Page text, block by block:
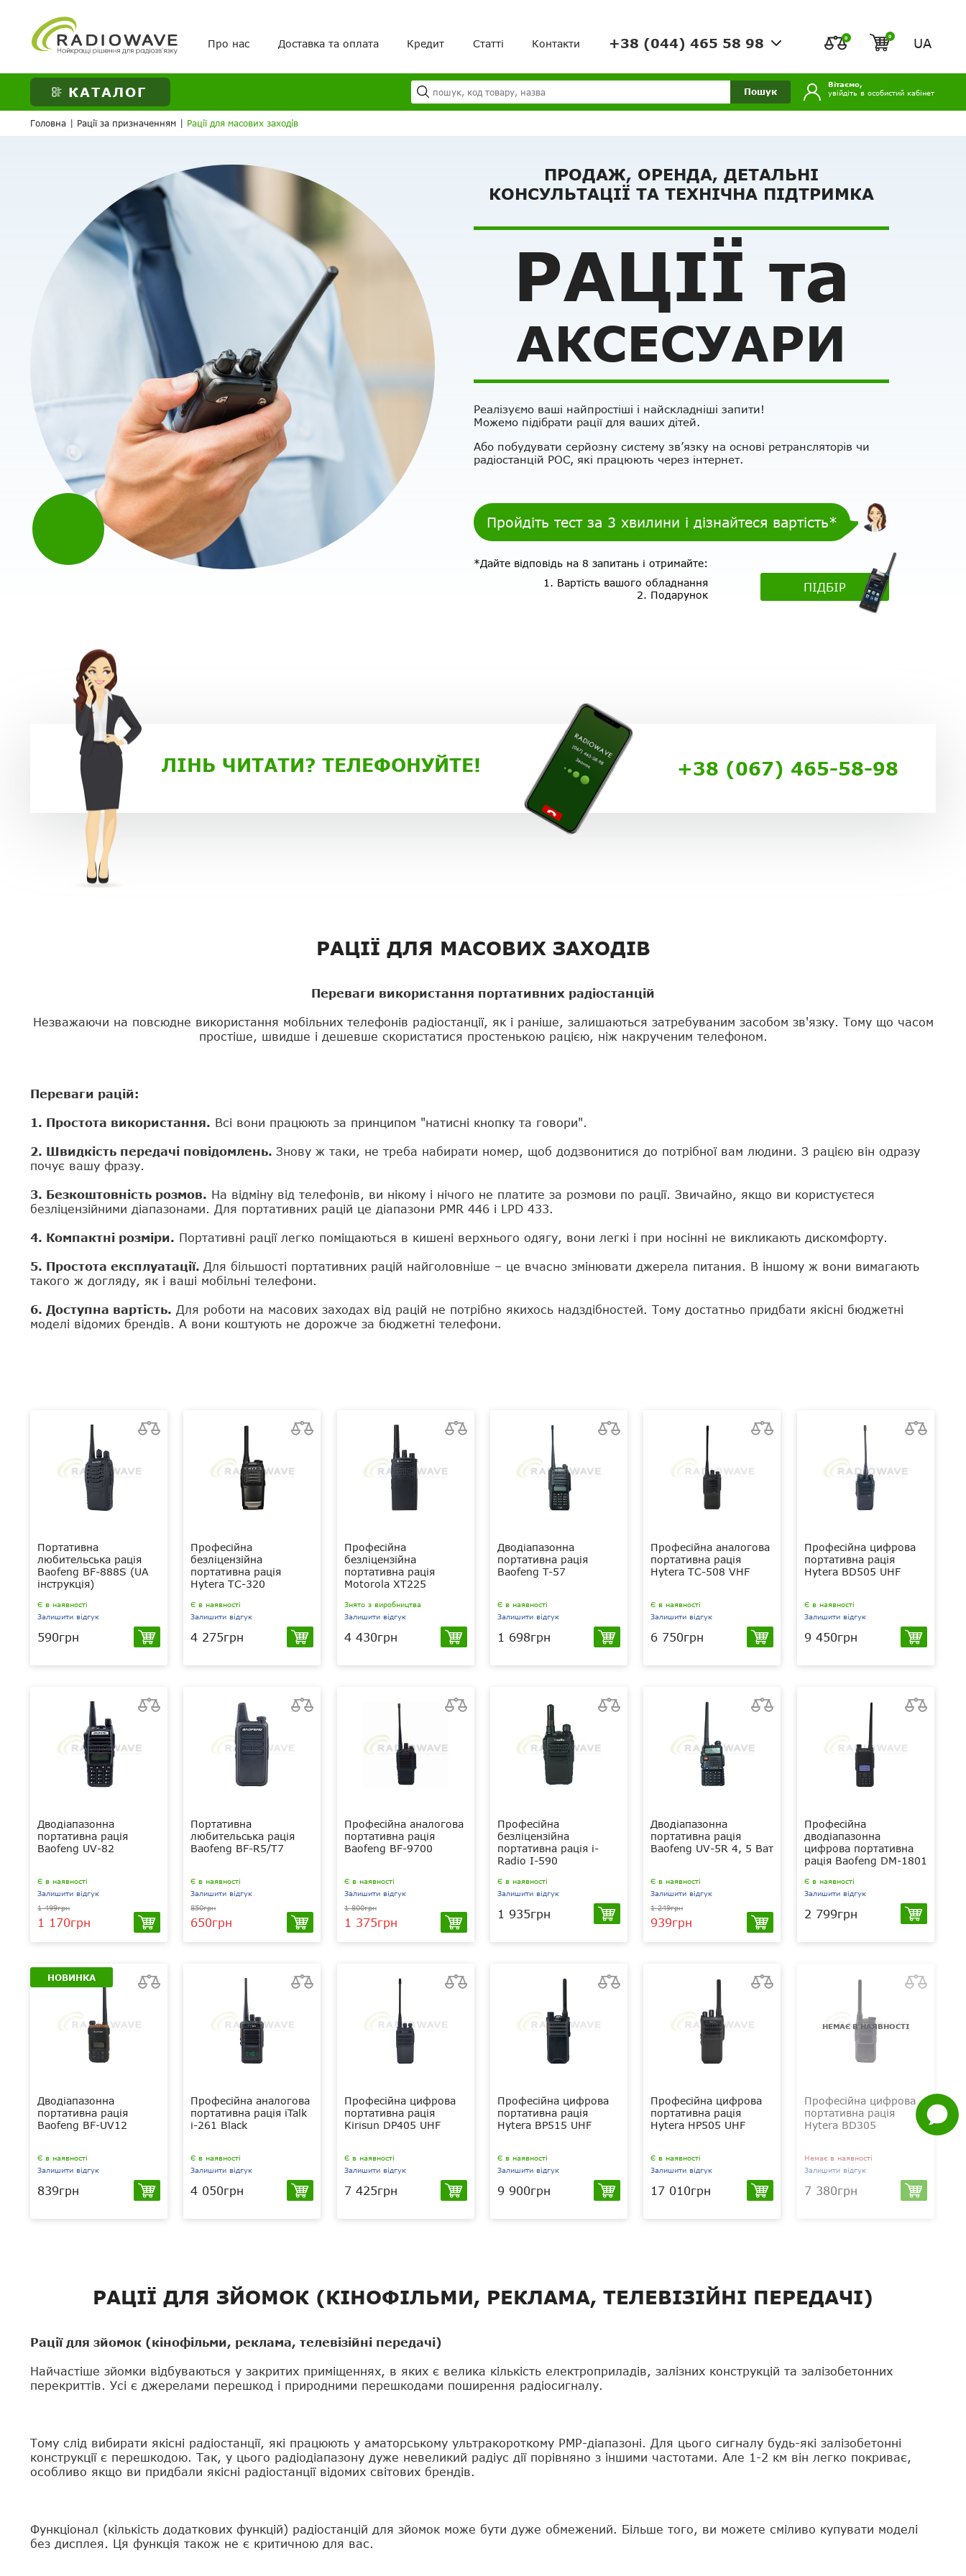
Telegram
Задати
питання
Про нас Доставка та оплата Кредит Статті Контакти +38 (044) 465 58 98 0 0
ВАШЕ ЗАМОВЛЕННЯ
UA
КАТАЛОГ Пошук
Вітаємо,
увійдіть в особистий кабінет
Головна Рації за призначенням Рації для масових заходів
ПРОДАЖ, ОРЕНДА, ДЕТАЛЬНІ
КОНСУЛЬТАЦІЇ ТА ТЕХНІЧНА ПІДТРИМКА
РАЦІЇ та
АКСЕСУАРИ
Реалізуємо ваші найпростіші і найскладніші запити!
Можемо підібрати рації для ваших дітей.
Або побудувати серйозну систему зв’язку на основі ретрансляторів чи
радіостанцій РОС, які працюють через інтернет.
Пройдіть тест за 3 хвилини і дізнайтеся вартість*
*Дайте відповідь на 8 запитань і отримайте:
1. Вартість вашого обладнання
2. Подарунок
ПІДБІР
ЛІНЬ ЧИТАТИ? ТЕЛЕФОНУЙТЕ! +38 (067) 465-58-98
РАЦІЇ ДЛЯ МАСОВИХ ЗАХОДІВ
Переваги використання портативних радіостанцій
Незважаючи на повсюдне використання мобільних телефонів радіостанції, як і раніше, залишаються затребуваним засобом зв'язку. Тому що часом
простіше, швидше і дешевше скористатися простенькою рацією, ніж накрученим телефоном.
Переваги рацій:
1. Простота використання. Всі вони працюють за принципом "натисні кнопку та говори".
2. Швидкість передачі повідомлень. Знову ж таки, не треба набирати номер, щоб додзвонитися до потрібної вам людини. З рацією він одразу
почує вашу фразу.
3. Безкоштовність розмов. На відміну від телефонів, ви нікому і нічого не платите за розмови по рації. Звичайно, якщо ви користуєтеся
безліцензійними діапазонами. Для портативних рацій це діапазони PMR 446 і LPD 433.
4. Компактні розміри. Портативні рації легко поміщаються в кишені верхнього одягу, вони легкі і при носінні не викликають дискомфорту.
5. Простота експлуатації. Для більшості портативних рацій найголовніше – це вчасно змінювати джерела питания. В іншому ж вони вимагають
такого ж догляду, як і ваші мобільні телефони.
6. Доступна вартість. Для роботи на масових заходах від рацій не потрібно якихось надздібностей. Тому достатньо придбати якісні бюджетні
моделі відомих брендів. А вони коштують не дорожче за бюджетні телефони.
Портативна
любительська рація
Baofeng BF-888S (UA
інструкція)
Є в наявності
Залишити відгук
590грн
Професійна
безліцензійна
портативна рація
Hytera TC-320
Є в наявності
Залишити відгук
4 275грн
Професійна
безліцензійна
портативна рація
Motorola XT225
Знято з виробництва
Залишити відгук
4 430грн
Дводіапазонна
портативна рація
Baofeng T-57
Є в наявності
Залишити відгук
1 698грн
Професійна аналогова
портативна рація
Hytera TC-508 VHF
Є в наявності
Залишити відгук
6 750грн
Професійна цифрова
портативна рація
Hytera BD505 UHF
Є в наявності
Залишити відгук
9 450грн
Дводіапазонна
портативна рація
Baofeng UV-82
Є в наявності
Залишити відгук
1 499грн
1 170грн
Портативна
любительська рація
Baofeng BF-R5/T7
Є в наявності
Залишити відгук
850грн
650грн
Професійна аналогова
портативна рація
Baofeng BF-9700
Є в наявності
Залишити відгук
1 800грн
1 375грн
Професійна
безліцензійна
портативна рація i-
Radio I-590
Є в наявності
Залишити відгук
1 935грн
Дводіапазонна
портативна рація
Baofeng UV-5R 4, 5 Ват
Є в наявності
Залишити відгук
1 249грн
939грн
Професійна
дводіапазонна
цифрова портативна
рація Baofeng DM-1801
Є в наявності
Залишити відгук
2 799грн
Дводіапазонна
портативна рація
Baofeng BF-UV12
Є в наявності
Залишити відгук
НОВИНКА
839грн
Професійна аналогова
портативна рація iTalk
i-261 Black
Є в наявності
Залишити відгук
4 050грн
Професійна цифрова
портативна рація
Kirisun DP405 UHF
Є в наявності
Залишити відгук
7 425грн
Професійна цифрова
портативна рація
Hytera BP515 UHF
Є в наявності
Залишити відгук
9 900грн
Професійна цифрова
портативна рація
Hytera HP505 UHF
Є в наявності
Залишити відгук
17 010грн
НЕМАЄ В НАЯВНОСТІ
Професійна цифрова
портативна рація
Hytera BD305
Немає в наявності
Залишити відгук
7 380грн
РАЦІЇ ДЛЯ ЗЙОМОК (КІНОФІЛЬМИ, РЕКЛАМА, ТЕЛЕВІЗІЙНІ ПЕРЕДАЧІ)
Рації для зйомок (кінофільми, реклама, телевізійні передачі)
Найчастіше зйомки відбуваються у закритих приміщеннях, в яких є велика кількість електроприладів, залізних конструкцій та залізобетонних
перекриттів. Усі є джерелами перешкод і природними перешкодами поширення радіосигналу.
Тому слід вибирати якісні радіостанції, які працюють у аматорському ультракороткому PMP-діапазоні. Для цього сигналу будь-які залізобетонні
конструкції є перешкодою. Так, у цього радіодіапазону дуже невеликий радіус дії порівняно з іншими частотами. Але 1-2 км він легко покриває,
особливо якщо ви придбали якісні радіостанції відомих світових брендів.
Функціонал (кількість додаткових функцій) радіостанцій для зйомок може бути дуже обмежений. Більше того, ви можете сміливо купувати моделі
без дисплея. Ця функція також не є критичною для вас.